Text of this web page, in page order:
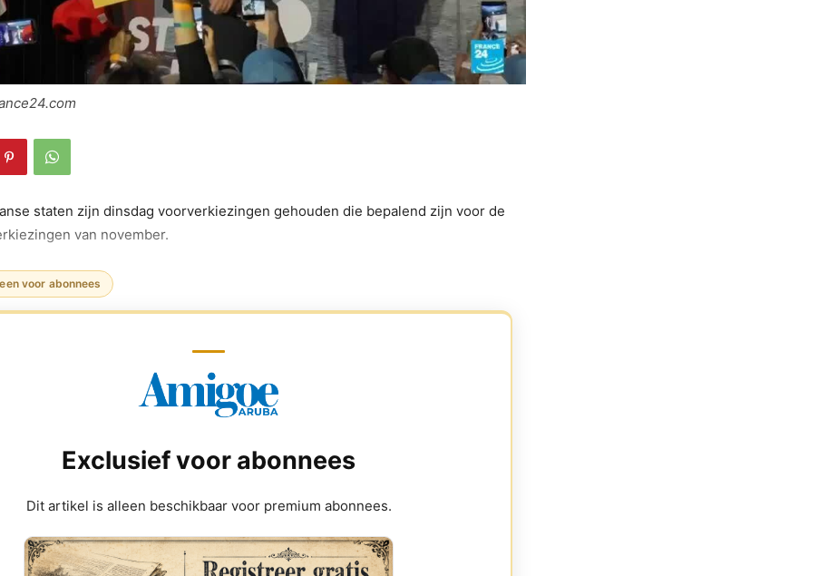
staten zijn dinsdag voorverkiezingen gehouden die bepalend zijn voor de
van november.
voor abonnees
Exclusief voor abonnees
Dit artikel is alleen beschikbaar voor premium abonnees.